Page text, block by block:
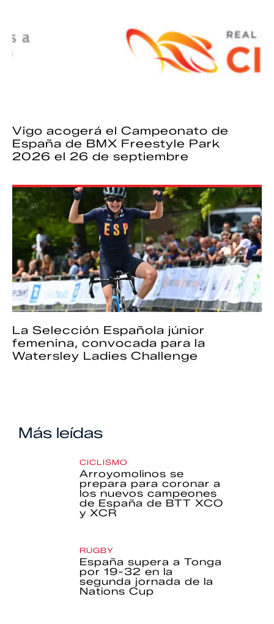
Vigo acogerá el Campeonato de
España de BMX Freestyle Park
2026 el 26 de septiembre
La Selección Española júnior
femenina, convocada para la
Watersley Ladies Challenge
Más leídas
CICLISMO
Arroyomolinos se
prepara para coronar a
los nuevos campeones
de España de BTT XCO
y XCR
RUGBY
España supera a Tonga
por 19-32 en la
segunda jornada de la
Nations Cup